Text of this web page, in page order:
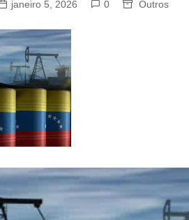
MOGI GUAÇU
MOGI MIRIM
PAULÍNIA
PEDREIRA
RIBEIRÃO PRETO
janeiro 5, 2026 0 Outros